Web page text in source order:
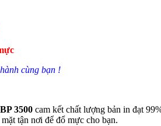
cùng bạn !
3500 cam kết chất lượng bản in đạt
tận nơi để đổ mực cho bạn.